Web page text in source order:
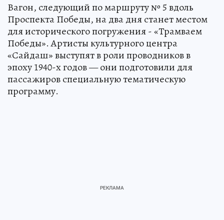
Вагон, следующий по маршруту № 5 вдоль
Проспекта Победы, на два дня станет местом
для исторического погружения - «Трамваем
Победы». Артисты культурного центра
«Сайдаш» выступят в роли проводников в
эпоху 1940-х годов — они подготовили для
пассажиров специальную тематическую
программу.